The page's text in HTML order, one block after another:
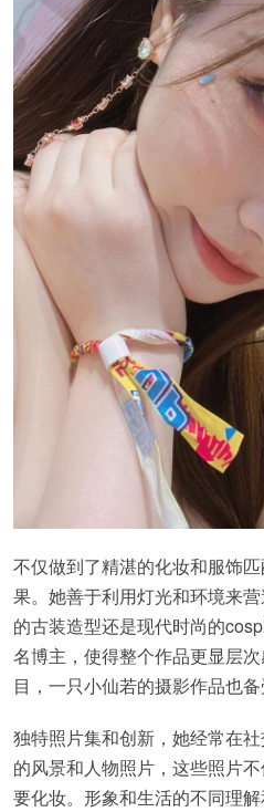
不仅做到了精湛的化妆和服饰
果。她善于利用灯光和环境来
的古装造型还是现代时尚的
名博主，使得整个作品更显层
目，一只小仙若的摄影作品也备
独特照片集和创新，她经常在
的风景和人物照片，这些照片
要化妆。形象和生活的不同理